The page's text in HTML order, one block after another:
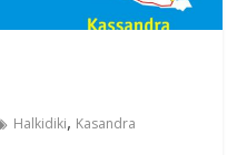
Halkidiki, Kasandra